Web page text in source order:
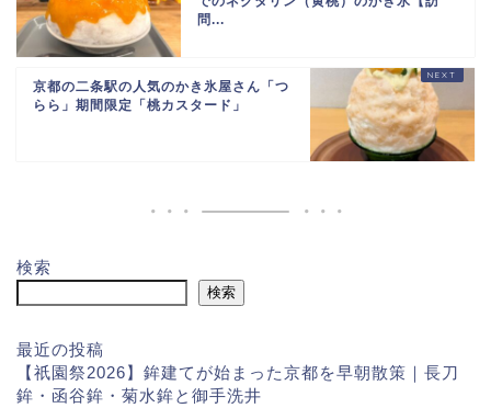
問...
京都の二条駅の人気のかき氷屋さん「つ
らら」期間限定「桃カスタード」
検索
検索
最近の投稿
【祇園祭2026】鉾建てが始まった京都を早朝散策｜長刀
鉾・函谷鉾・菊水鉾と御手洗井